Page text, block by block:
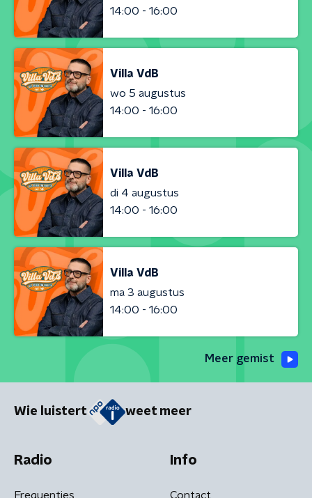
14:00 - 16:00
Villa VdB
wo 5 augustus
14:00 - 16:00
Villa VdB
di 4 augustus
14:00 - 16:00
Villa VdB
ma 3 augustus
14:00 - 16:00
Meer gemist
Wie luistert weet meer
Radio
Frequenties
Info
Contact